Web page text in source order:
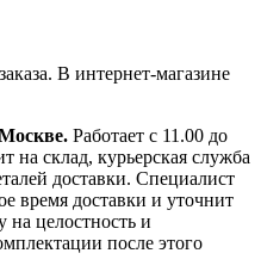
В интернет-магазине
Работает с 11.00 до
на склад, курьерская служба
доставки. Специалист
время доставки и уточнит
на целостность и
после этого